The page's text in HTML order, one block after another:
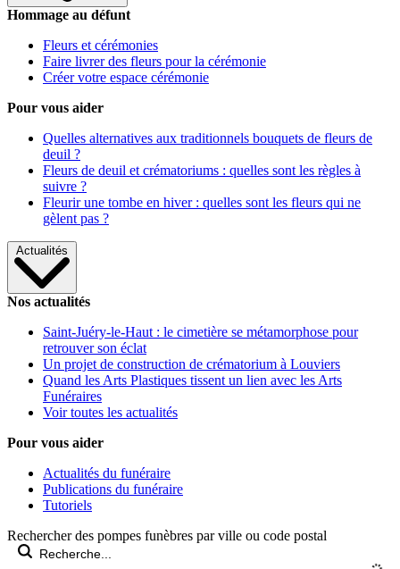
Hommage au défunt
Fleurs et cérémonies
Faire livrer des fleurs pour la cérémonie
Créer votre espace cérémonie
Pour vous aider
Quelles alternatives aux traditionnels bouquets de fleurs de
deuil ?
Fleurs de deuil et crématoriums : quelles sont les règles à
suivre ?
Fleurir une tombe en hiver : quelles sont les fleurs qui ne
gèlent pas ?
Actualités
Nos actualités
Saint-Juéry-le-Haut : le cimetière se métamorphose pour
retrouver son éclat
Un projet de construction de crématorium à Louviers
Quand les Arts Plastiques tissent un lien avec les Arts
Funéraires
Voir toutes les actualités
Pour vous aider
Actualités du funéraire
Publications du funéraire
Tutoriels
Rechercher des pompes funèbres par ville ou code postal